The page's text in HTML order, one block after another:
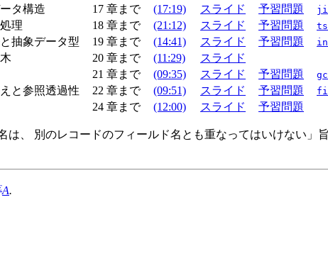
タ構造 17 章まで (17:19) スライド 予習問題
理 18 章まで (21:12) スライド 予習問題
抽象データ型 19 章まで (14:41) スライド 予習問題
20 章まで (11:29)
スライド
21 章まで (09:35) スライド 予習問題
と参照透過性 22 章まで (09:51) スライド 予習問題
24 章まで (12:00) スライド 予習問題
は、 別のレコードのフィールド名とも重なってはいけない」
A.